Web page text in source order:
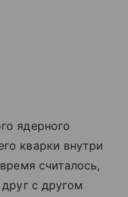
ядерного
кварки внутри
считалось,
с другом